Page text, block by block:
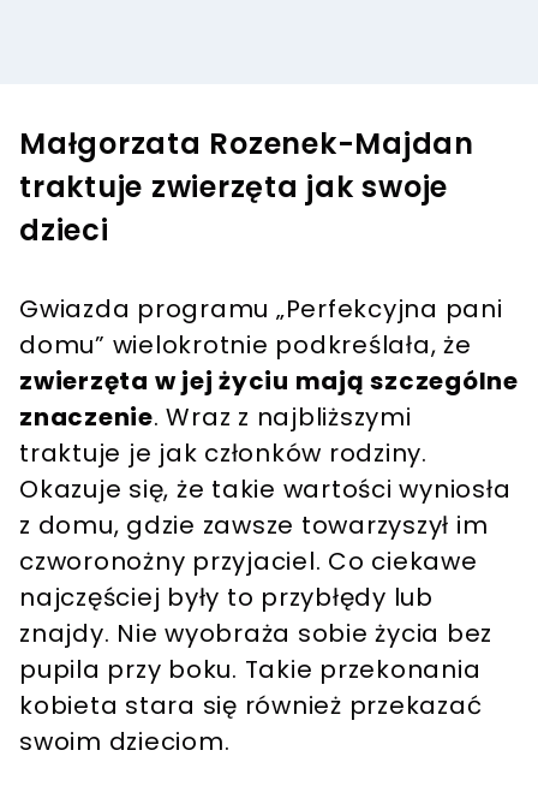
Małgorzata Rozenek-Majdan
traktuje zwierzęta jak swoje
dzieci
Gwiazda programu „Perfekcyjna pani
domu” wielokrotnie podkreślała, że
zwierzęta w jej życiu mają szczególne
znaczenie. Wraz z najbliższymi
traktuje je jak członków rodziny.
Okazuje się, że takie wartości wyniosła
z domu, gdzie zawsze towarzyszył im
czworonożny przyjaciel. Co ciekawe
najczęściej były to przybłędy lub
znajdy. Nie wyobraża sobie życia bez
pupila przy boku. Takie przekonania
kobieta stara się również przekazać
swoim dzieciom.